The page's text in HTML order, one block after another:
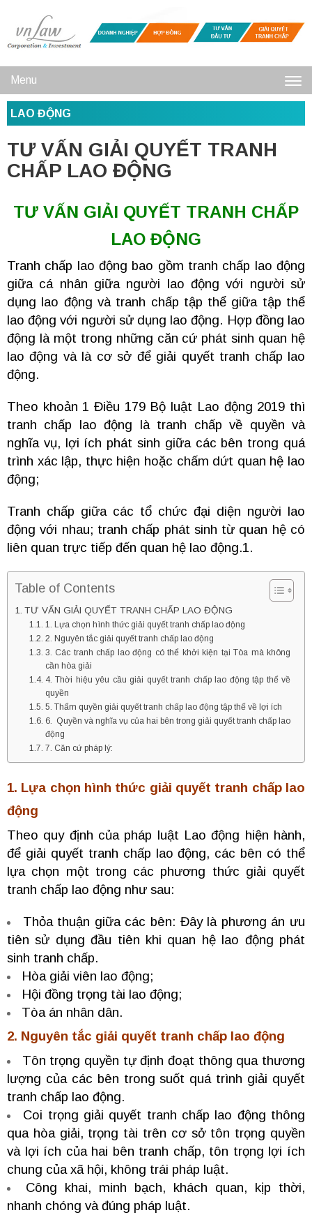
Menu
LAO ĐỘNG
TƯ VẤN GIẢI QUYẾT TRANH
CHẤP LAO ĐỘNG
TƯ VẤN GIẢI QUYẾT TRANH CHẤP
LAO ĐỘNG
Tranh chấp lao động bao gồm tranh chấp lao động
giữa cá nhân giữa người lao động với người sử
dụng lao động và tranh chấp tập thể giữa tập thể
lao động với người sử dụng lao động. Hợp đồng lao
động là một trong những căn cứ phát sinh quan hệ
lao động và là cơ sở để giải quyết tranh chấp lao
động.
Theo khoản 1 Điều 179 Bộ luật Lao động 2019 thì
tranh chấp lao động là tranh chấp về quyền và
nghĩa vụ, lợi ích phát sinh giữa các bên trong quá
trình xác lập, thực hiện hoặc chấm dứt quan hệ lao
động;
Tranh chấp giữa các tổ chức đại diện người lao
động với nhau; tranh chấp phát sinh từ quan hệ có
liên quan trực tiếp đến quan hệ lao động.1.
Table of Contents
TƯ VẤN GIẢI QUYẾT TRANH CHẤP LAO ĐỘNG
1. Lựa chọn hình thức giải quyết tranh chấp lao động
2. Nguyên tắc giải quyết tranh chấp lao động
3. Các tranh chấp lao động có thể khởi kiện tại Tòa mà không
cần hòa giải
4. Thời hiệu yêu cầu giải quyết tranh chấp lao động tập thể về
quyền
5. Thẩm quyền giải quyết tranh chấp lao động tập thể về lợi ích
6. Quyền và nghĩa vụ của hai bên trong giải quyết tranh chấp lao
động
7. Căn cứ pháp lý:
1. Lựa chọn hình thức giải quyết tranh chấp lao
động
Theo quy định của pháp luật Lao động hiện hành,
để giải quyết tranh chấp lao động, các bên có thể
lựa chọn một trong các phương thức giải quyết
tranh chấp lao động như sau:
Thỏa thuận giữa các bên: Đây là phương án ưu
tiên sử dụng đầu tiên khi quan hệ lao động phát
sinh tranh chấp.
Hòa giải viên lao động;
Hội đồng trọng tài lao động;
Tòa án nhân dân.
2. Nguyên tắc giải quyết tranh chấp lao động
Tôn trọng quyền tự định đoạt thông qua thương
lượng của các bên trong suốt quá trình giải quyết
tranh chấp lao động.
Coi trọng giải quyết tranh chấp lao động thông
qua hòa giải, trọng tài trên cơ sở tôn trọng quyền
và lợi ích của hai bên tranh chấp, tôn trọng lợi ích
chung của xã hội, không trái pháp luật.
Công khai, minh bạch, khách quan, kịp thời,
nhanh chóng và đúng pháp luật.